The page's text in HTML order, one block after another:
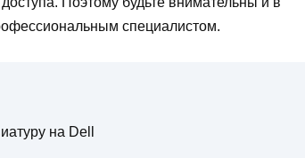
специалистом.
на Dell